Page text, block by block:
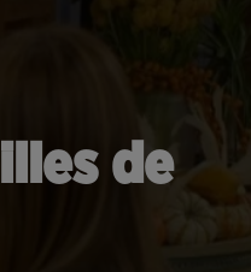
de